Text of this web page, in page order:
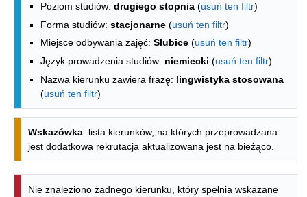
Poziom studiów: drugiego stopnia (usuń ten filtr)
Forma studiów: stacjonarne (usuń ten filtr)
Miejsce odbywania zajęć: Słubice (usuń ten filtr)
Język prowadzenia studiów: niemiecki (usuń ten filtr)
Nazwa kierunku zawiera frazę: lingwistyka stosowana
(usuń ten filtr)
Wskazówka: lista kierunków, na których przeprowadzana
jest dodatkowa rekrutacja aktualizowana jest na bieżąco.
Nie znaleziono żadnego kierunku, który spełnia wskazane